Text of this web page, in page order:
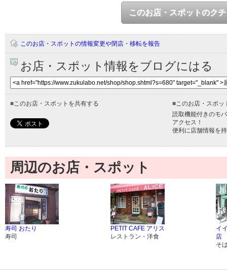
このお店・スポットのク
このお店・スポットの情報変更や閉店・移転を報告
お店・スポット情報をブログにはる
■このお店・スポットを共有する ■このお店・スポッ
読取機能付きのモ
アクセス！
便利に店舗情報を
周辺のお店・スポット
寿司 おたり
寿司
PETIT CAFE アリス
レストラン・洋食
イ
店
そ